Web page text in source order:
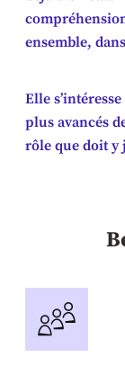
ensemble,
Elle
plus avancés
rôle que doit y